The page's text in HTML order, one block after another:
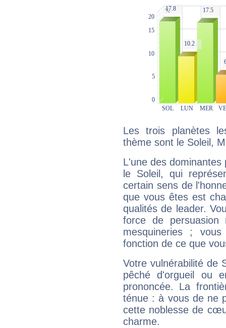
Les trois planètes
thème sont le Soleil,
L'une des
le Soleil, qui
certain sens de
que vous êtes est
qualités de leader.
force de
mesquineries ;
fonction de ce que
Votre vulnérabilité de
pêché d'orgueil ou
prononcée. La
ténue : à vous de ne
cette noblesse de
charme.